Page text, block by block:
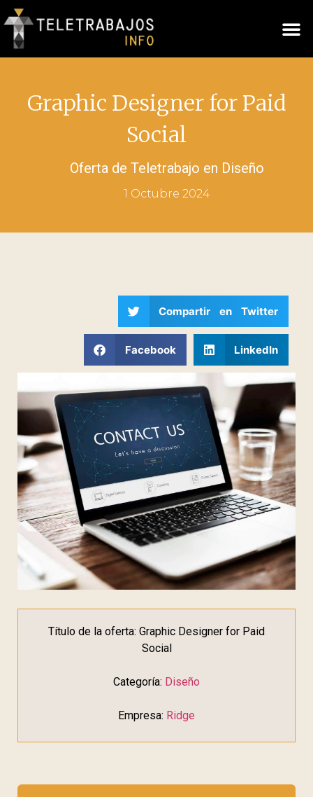
Graphic Designer for Paid
Social
Oferta de Teletrabajo en Diseño
1 Octubre 2024
Compartir en Twitter
Facebook LinkedIn
Título de la oferta: Graphic Designer for Paid
Social
Categoría: Diseño
Empresa: Ridge